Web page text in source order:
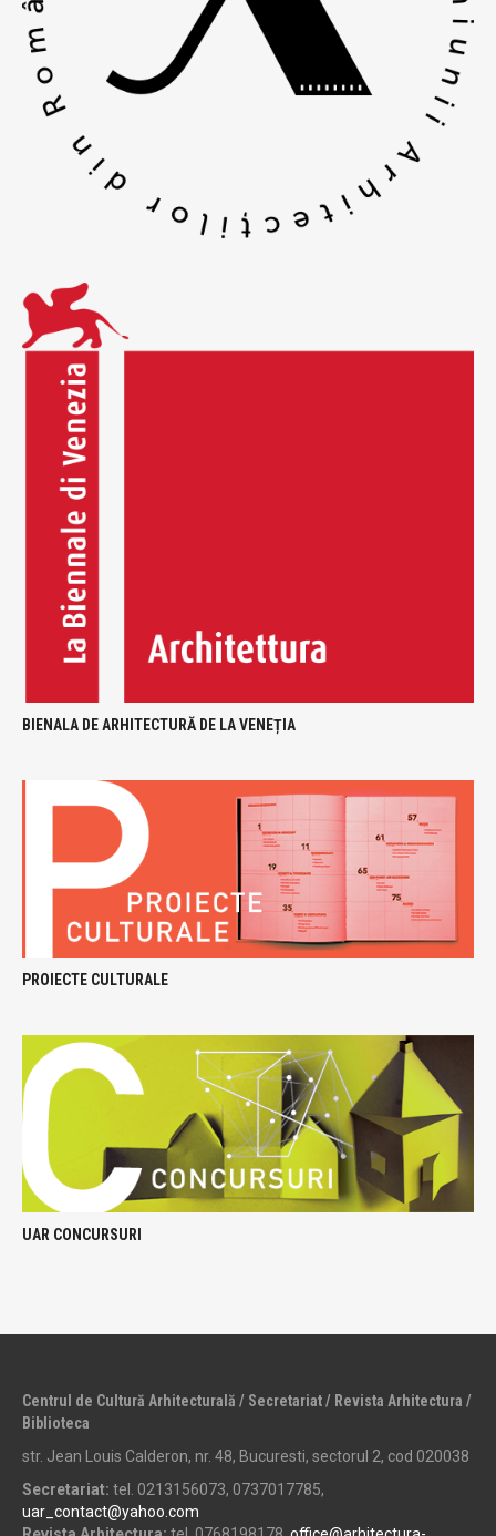
BIENALA DE ARHITECTURĂ DE LA VENEȚIA
PROIECTE CULTURALE
UAR CONCURSURI
Centrul de Cultură Arhitecturală / Secretariat / Revista Arhitectura /
Biblioteca
str. Jean Louis Calderon, nr. 48, Bucuresti, sectorul 2, cod 020038
Secretariat: tel. 0213156073, 0737017785,
uar_contact@yahoo.com